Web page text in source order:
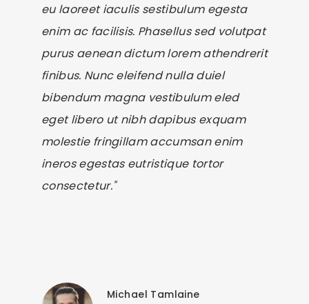
eu laoreet iaculis sestibulum egesta
enim ac facilisis. Phasellus sed volutpat
purus aenean dictum lorem athendrerit
finibus. Nunc eleifend nulla duiel
bibendum magna vestibulum eled
eget libero ut nibh dapibus exquam
molestie fringillam accumsan enim
ineros egestas eutristique tortor
consectetur."
Michael Tamlaine